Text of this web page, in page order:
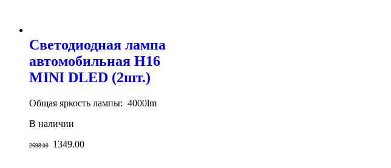
Светодиодная лампа
автомобильная H16
MINI DLED (2шт.)
Общая яркость лампы: 4000lm
В наличии
2698.00 1349.00